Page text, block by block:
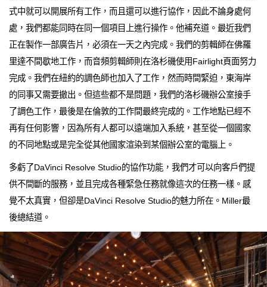
式中就可以開展所有工作，而且還可以進行協作，因此不論身處何
處，我們都能同時在同一個項目上進行操作。他補充道。最近我們
正在製作一部廣告片，必須在一天之內完成。我們的剪輯師在佛羅
里達不間歇地工作，而音頻剪輯師則在洛杉磯使用Fairlight頁面努力
完成。我們在紐約的調色師也加入了工作，然而時間緊迫，東海岸
的同事又需要撤出。但這些都不是問題，我們的洛杉磯辦公室接手
了調色工作，最後是在倫敦的工作間最終完成的。工作地點已經不
再有任何影響，因為所有人都可以遠端加入系統，甚至從一個國家
的不同地點或是完全從其他國家渲染到某個辦公室的電腦上。
多虧了DaVinci Resolve Studio的協作功能，我們才可以向客戶們提
供不間斷的服務，並且完成各種緊急任務就像這次的任務一樣。感
覺不太真實，但卻是DaVinci Resolve Studio的魅力所在。Miller最
後總結道。